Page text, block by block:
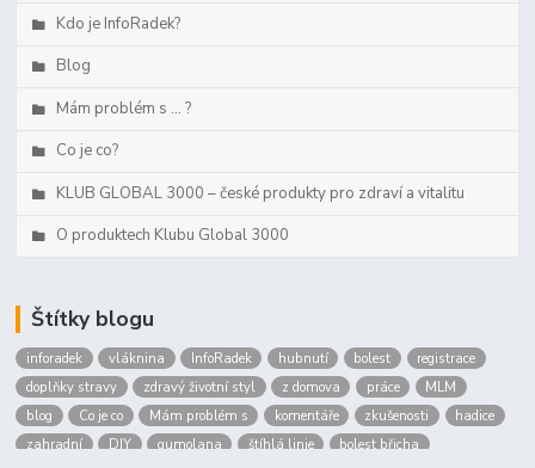
Kdo je InfoRadek?
Blog
Mám problém s ... ?
Co je co?
KLUB GLOBAL 3000 – české produkty pro zdraví a vitalitu
O produktech Klubu Global 3000
Štítky blogu
inforadek vláknina InfoRadek hubnutí bolest
registrace
doplňky stravy
zdravý životní styl z domova práce
MLM
blog
Co je co Mám problém s komentáře zkušenosti
hadice
zahradní
DIY gumolana štíhlá linie
bolest břicha